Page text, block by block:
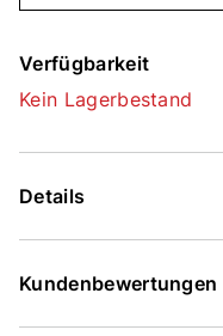
Verfügbarkeit
Kein Lagerbestand
Details
Kundenbewertungen